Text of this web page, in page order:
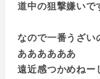
道中の狙撃嫌いで
なので一番うざい
ああああああ
遠近感つかめねー